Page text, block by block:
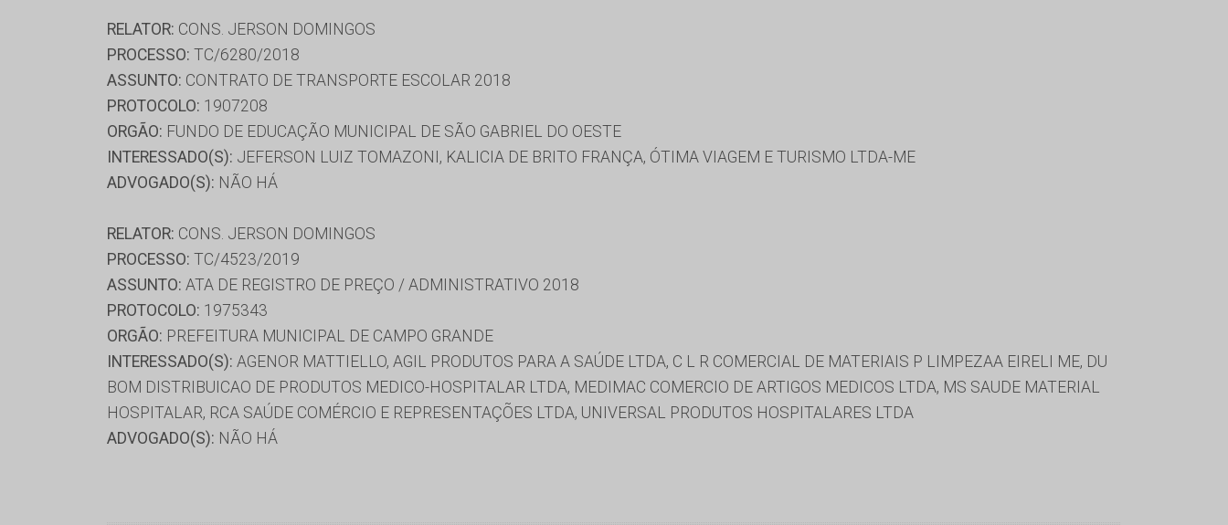
RELATOR: CONS. JERSON DOMINGOS
PROCESSO: TC/6280/2018
ASSUNTO: CONTRATO DE TRANSPORTE ESCOLAR 2018
PROTOCOLO: 1907208
ORGÃO: FUNDO DE EDUCAÇÃO MUNICIPAL DE SÃO GABRIEL DO OESTE
INTERESSADO(S): JEFERSON LUIZ TOMAZONI, KALICIA DE BRITO FRANÇA, ÓTIMA VIAGEM E TURISMO LTDA-ME
ADVOGADO(S): NÃO HÁ
RELATOR: CONS. JERSON DOMINGOS
PROCESSO: TC/4523/2019
ASSUNTO: ATA DE REGISTRO DE PREÇO / ADMINISTRATIVO 2018
PROTOCOLO: 1975343
ORGÃO: PREFEITURA MUNICIPAL DE CAMPO GRANDE
INTERESSADO(S): AGENOR MATTIELLO, AGIL PRODUTOS PARA A SAÚDE LTDA, C L R COMERCIAL DE MATERIAIS P LIMPEZAA EIRELI ME, DU
BOM DISTRIBUICAO DE PRODUTOS MEDICO-HOSPITALAR LTDA, MEDIMAC COMERCIO DE ARTIGOS MEDICOS LTDA, MS SAUDE MATERIAL
HOSPITALAR, RCA SAÚDE COMÉRCIO E REPRESENTAÇÕES LTDA, UNIVERSAL PRODUTOS HOSPITALARES LTDA
ADVOGADO(S): NÃO HÁ